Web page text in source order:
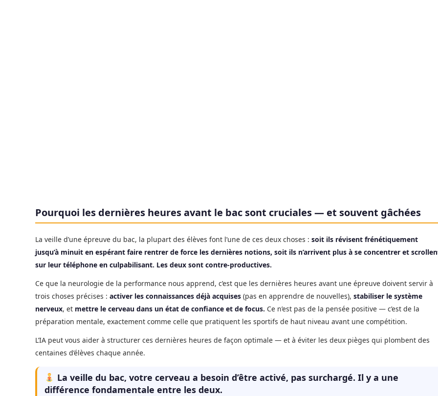
Pourquoi les dernières heures avant le bac sont cruciales — et souvent gâchées
La veille d’une épreuve du bac, la plupart des élèves font l’une de ces deux choses : soit ils révisent frénétiquement
jusqu’à minuit en espérant faire rentrer de force les dernières notions, soit ils n’arrivent plus à se concentrer et
sur leur téléphone en culpabilisant. Les deux sont contre-productives.
Ce que la neurologie de la performance nous apprend, c’est que les dernières heures avant une épreuve doivent servir à
trois choses précises : activer les connaissances déjà acquises (pas en apprendre de nouvelles), stabiliser le système
nerveux, et mettre le cerveau dans un état de confiance et de focus. Ce n’est pas de la pensée positive — c’est de la
préparation mentale, exactement comme celle que pratiquent les sportifs de haut niveau avant une compétition.
L’IA peut vous aider à structurer ces dernières heures de façon optimale — et à éviter les deux pièges qui plombent des
centaines d’élèves chaque année.
La veille du bac, votre cerveau a besoin d’être activé, pas surchargé. Il y a une
différence fondamentale entre les deux.